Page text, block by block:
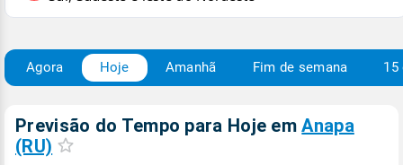
Agora Hoje Amanhã Fim de semana 15
Previsão do Tempo para Hoje emAnapa
(RU)